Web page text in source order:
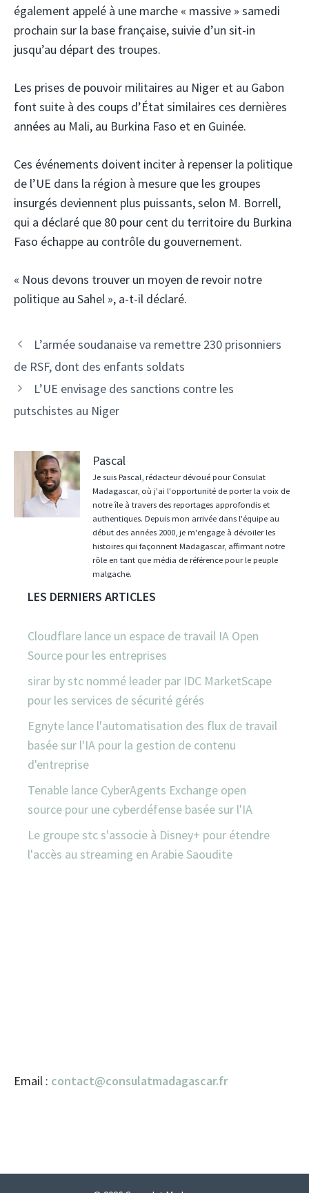
également appelé à une marche « massive » samedi
prochain sur la base française, suivie d’un sit-in
jusqu’au départ des troupes.
Les prises de pouvoir militaires au Niger et au Gabon
font suite à des coups d’État similaires ces dernières
années au Mali, au Burkina Faso et en Guinée.
Ces événements doivent inciter à repenser la politique
de l’UE dans la région à mesure que les groupes
insurgés deviennent plus puissants, selon M. Borrell,
qui a déclaré que 80 pour cent du territoire du Burkina
Faso échappe au contrôle du gouvernement.
« Nous devons trouver un moyen de revoir notre
politique au Sahel », a-t-il déclaré.
Navigation
des
L’armée soudanaise va remettre 230 prisonniers
de RSF, dont des enfants soldats
L’UE envisage des sanctions contre les
putschistes au Niger
Pascal
Je suis Pascal, rédacteur dévoué pour Consulat
Madagascar, où j'ai l'opportunité de porter la voix de
notre île à travers des reportages approfondis et
authentiques. Depuis mon arrivée dans l'équipe au
début des années 2000, je m'engage à dévoiler les
histoires qui façonnent Madagascar, affirmant notre
rôle en tant que média de référence pour le peuple
malgache.
LES DERNIERS ARTICLES
Cloudflare lance un espace de travail IA Open
Source pour les entreprises
sirar by stc nommé leader par IDC MarketScape
pour les services de sécurité gérés
Egnyte lance l'automatisation des flux de travail
basée sur l'IA pour la gestion de contenu
d'entreprise
Tenable lance CyberAgents Exchange open
source pour une cyberdéfense basée sur l'IA
Le groupe stc s'associe à Disney+ pour étendre
l'accès au streaming en Arabie Saoudite
Email : contact@consulatmadagascar.fr